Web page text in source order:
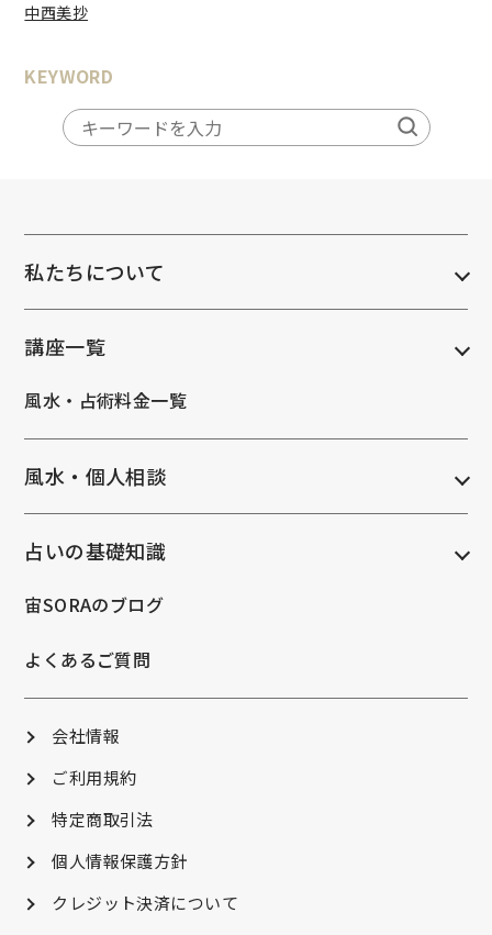
中西美抄
KEYWORD
私たちについて
講座一覧
風水・占術料金一覧
風水・個人相談
占いの基礎知識
宙SORAのブログ
よくあるご質問
会社情報
ご利用規約
特定商取引法
個人情報保護方針
クレジット決済について